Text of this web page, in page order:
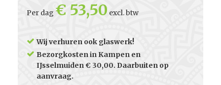
Per dag 53,50 excl. btw
Wij verhuren ook glaswerk!
Bezorgkosten in Kampen en
IJsselmuiden € 30,00. Daarbuiten op
aanvraag.